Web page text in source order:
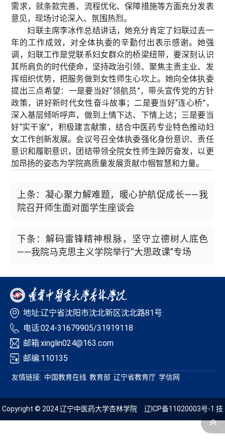
需求，就条款完善、流程优化、保障措施等方面充分发表
意见，现场讨论深入、氛围热烈。
妇联主席李冰作总结讲话，她充分肯定了妇联过去一
年的工作成效，对全体执委的辛勤付出表示感谢。她强
调，妇联工作是党联系妇女群众的桥梁纽带，要深刻认识
其所肩负的时代使命，坚持政治引领、聚焦主责主业、发
挥组织优势，把服务做到女性师生心坎上。她向全体执委
提出三点希望：一是要当好“领航员”，带头宣传党的方针
政策，讲好新时代女性奋斗故事；二是要当好“连心桥”，
深入基层倾听呼声，做到上情下达、下情上达；三是要当
好“实干家”，积极建言献策，结合中医药专业特色推动妇
女工作创新发展。会议号召全体执委强化身份意识、责任
意识和履职意识，团结带领全院女性师生踔厉奋发，以更
加昂扬的姿态为学院高质量发展贡献巾帼智慧和力量。
上条：凝心聚力解难题，暖心护航促成长——我
院召开师生面对面学生座谈会
下条：解码雷锋精神根脉，坚守立德树人底色
——我院马克思主义学院举行“大思政课”专场
地址:辽宁省沈阳市沈北新区沈北路81号
电话:024-31679905/31919118
邮箱:xinglin024@163.com
邮编:110135
友情链接: 中国教育在线 教育部 辽宁省教育厅 学信网
Copyright © 2024 辽宁中医药大学杏林学院 辽ICP备11020003号-1 技